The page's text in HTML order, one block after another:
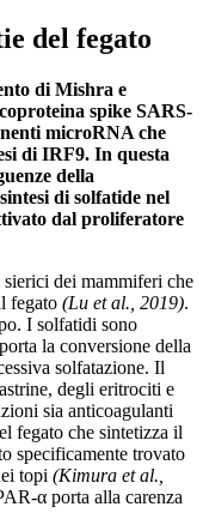
del fegato
di Mishra e
spike SARS-
microRNA che
di IRF9. In questa
della
di solfatide nel
dal proliferatore
dei mammiferi che
fegato (Lu et al., 2019).
I solfatidi sono
la conversione della
solfatazione. Il
degli eritrociti e
sia anticoagulanti
fegato che sintetizza il
specificamente trovato
topi (Kimura et al.,
α porta alla carenza